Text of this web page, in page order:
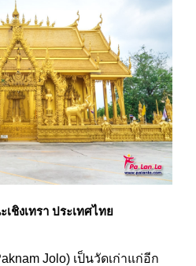
ายในวัดแล้ว ยังสามารถเดิน
ชมอุทยานพระพิฆเนศที่อยู่ใน
ชิงเทรา ประเทศไทย
Jolo) เป็นวัดเก่าแก่อีก